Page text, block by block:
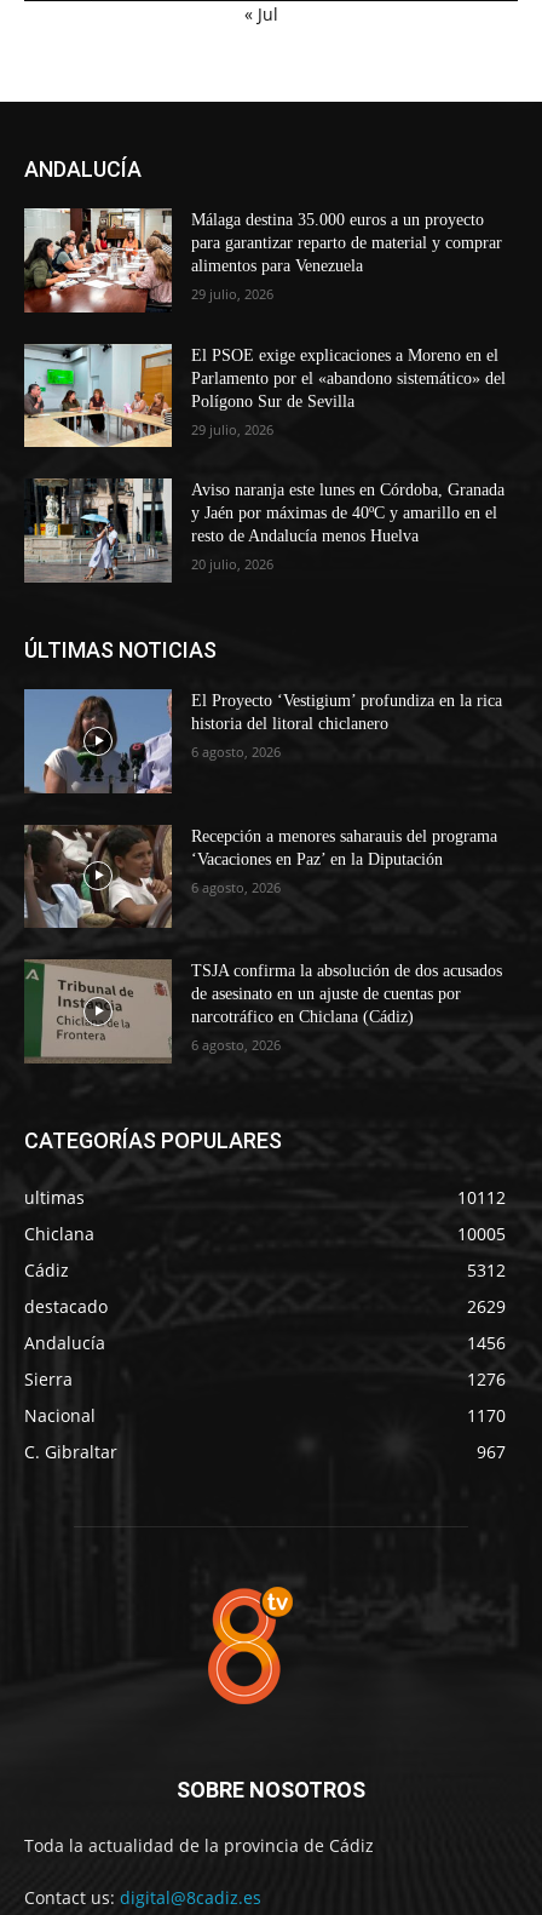
« Jul
ANDALUCÍA
Málaga destina 35.000 euros a un proyecto
para garantizar reparto de material y comprar
alimentos para Venezuela
29 julio, 2026
El PSOE exige explicaciones a Moreno en el
Parlamento por el «abandono sistemático» del
Polígono Sur de Sevilla
29 julio, 2026
Aviso naranja este lunes en Córdoba, Granada
y Jaén por máximas de 40ºC y amarillo en el
resto de Andalucía menos Huelva
20 julio, 2026
ÚLTIMAS NOTICIAS
El Proyecto ‘Vestigium’ profundiza en la rica
historia del litoral chiclanero
6 agosto, 2026
Recepción a menores saharauis del programa
‘Vacaciones en Paz’ en la Diputación
6 agosto, 2026
TSJA confirma la absolución de dos acusados
de asesinato en un ajuste de cuentas por
narcotráfico en Chiclana (Cádiz)
6 agosto, 2026
CATEGORÍAS POPULARES
ultimas
10112
Chiclana
10005
Cádiz
5312
destacado
2629
Andalucía
1456
Sierra
1276
Nacional
1170
C. Gibraltar
967
SOBRE NOSOTROS
Toda la actualidad de la provincia de Cádiz
Contact us: digital@8cadiz.es